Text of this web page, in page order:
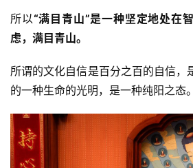
所以“满目青山”是一种坚定地处在
虑，满目青山。
所谓的文化自信是百分之百的自信，
的一种生命的光明，是一种纯阳之态。